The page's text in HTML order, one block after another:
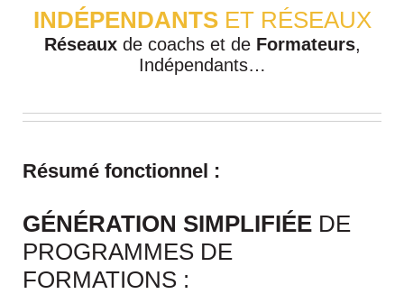
INDÉPENDANTSET RÉSEAUX
Réseauxde coachs et de Formateurs,
Indépendants…
Résumé fonctionnel :
GÉNÉRATION SIMPLIFIÉE DE
PROGRAMMES DE
FORMATIONS :